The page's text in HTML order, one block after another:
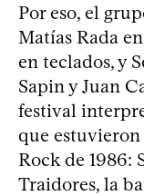
Por eso, el
Matías Rada
en teclados, y
Sapin y Juan
festival
que
Rock de 1986:
Traidores, la